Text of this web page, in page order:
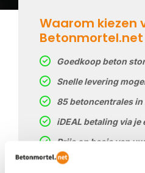
Waarom kiezen
Betonmortel.net
Goedkoop beton
Snelle levering
85 betoncentrales in
iDEAL betaling via je
Prijs op basis van
Regelmatig nieuwe